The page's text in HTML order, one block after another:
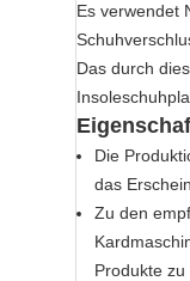
Es verwendet
Das durch
Die
das
Zu den
Produkte zu